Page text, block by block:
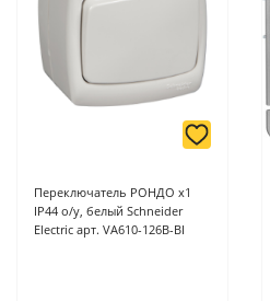
Переключатель РОНДО х1
IP44 о/у, белый Schneider
Electric арт. VA610-126B-BI